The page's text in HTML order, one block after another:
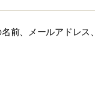
前、メールアドレス